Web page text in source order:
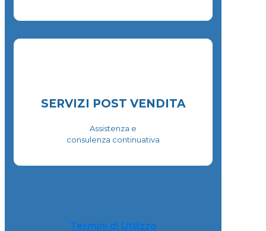
SERVIZI POST VENDITA
Assistenza e
consulenza continuativa
Termini di Utilizzo